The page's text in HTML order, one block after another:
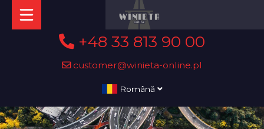
+48 33 813 90 00
customer@winieta-online.pl
Română